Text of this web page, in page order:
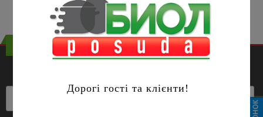
Інформація про Биол-Posuda
Дорогі гості та клієнти!